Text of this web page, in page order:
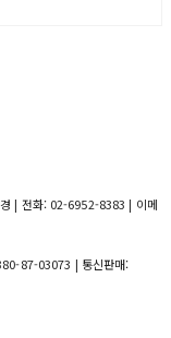
| 전화: 02-6952-8383 | 이메
87-03073 | 통신판매: